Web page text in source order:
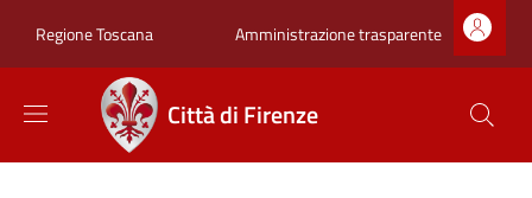
Regione Toscana Zona superiore
Amministrazione trasparente
Città di Firenze